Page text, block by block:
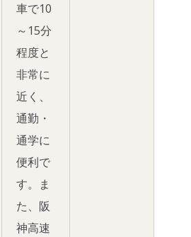
車で10
～15分
程度と
非常に
近く、
通勤・
通学に
便利で
す。ま
た、阪
神高速